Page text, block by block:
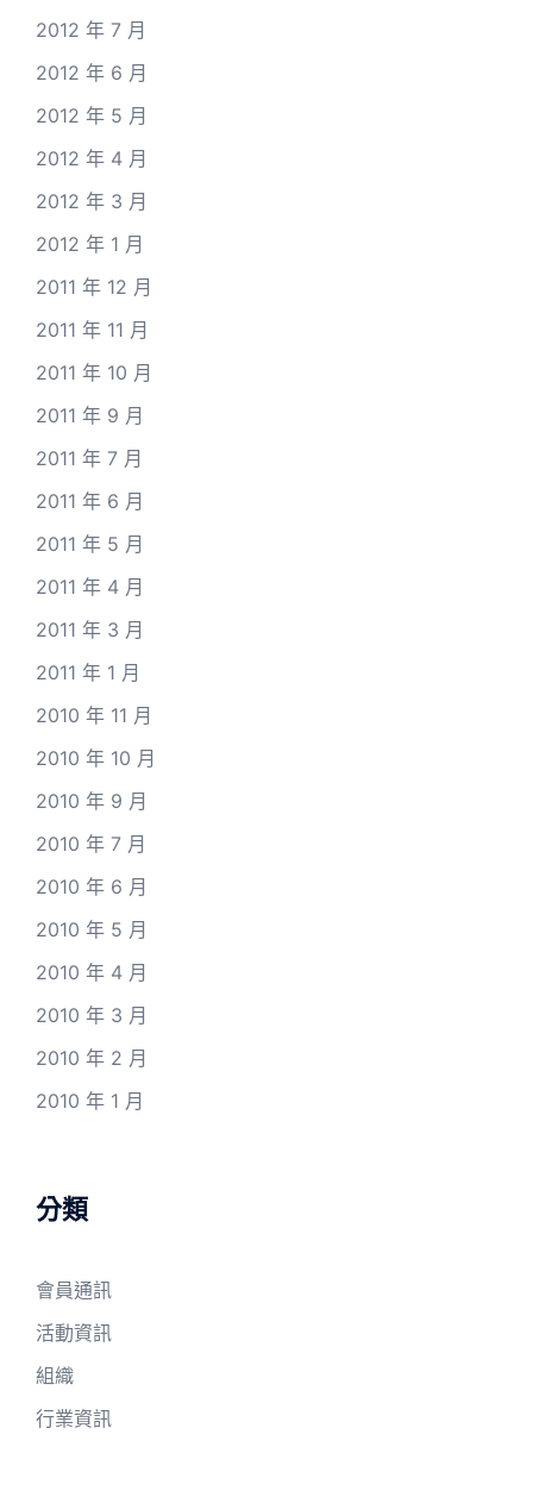
2012 年 7 月
2012 年 6 月
2012 年 5 月
2012 年 4 月
2012 年 3 月
2012 年 1 月
2011 年 12 月
2011 年 11 月
2011 年 10 月
2011 年 9 月
2011 年 7 月
2011 年 6 月
2011 年 5 月
2011 年 4 月
2011 年 3 月
2011 年 1 月
2010 年 11 月
2010 年 10 月
2010 年 9 月
2010 年 7 月
2010 年 6 月
2010 年 5 月
2010 年 4 月
2010 年 3 月
2010 年 2 月
2010 年 1 月
分類
會員通訊
活動資訊
組織
行業資訊